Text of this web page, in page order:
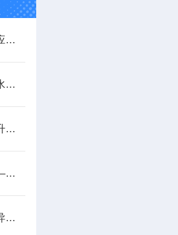
化工防爆气象仪——一款响应速度快的防爆气象仪油库气象站2026+派+送
水位雨量监测系统——一款水雨情智慧监测的地面雨量监测系统2026+派+送
位移监测站厂家——一款提升防灾能力的桥梁位移监测站2026+派+送
精准高效，赋能养鸽产业——鸽子雌雄检测仪核心优势解析
防爆五参数气象站——一款异常状态警报的自动防爆气象站设备2025+派+送